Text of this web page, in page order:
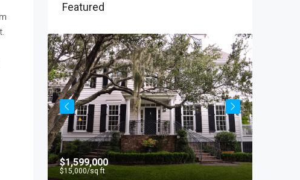
Featured
$1,599,000
$15,000/sq ft